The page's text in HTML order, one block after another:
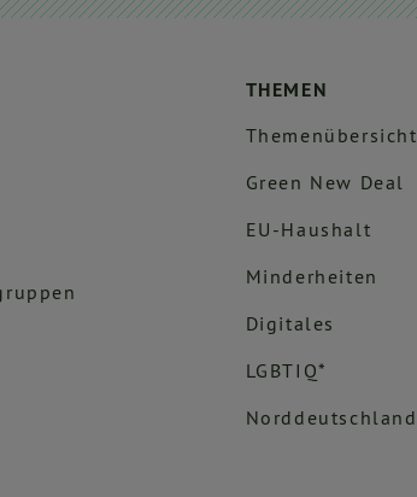
THEMEN
Themenübersicht
Green New Deal
EU-Haushalt
Minderheiten
Digitales
LGBTIQ*
Norddeutschland